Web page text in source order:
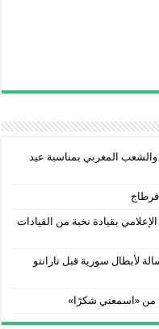
المغربي بمناسبة عيد
قرطاج
بقيادة نخبة من القيادات
لأبطال سورية قبل تارانتو
من «اسمعني شكرًا»